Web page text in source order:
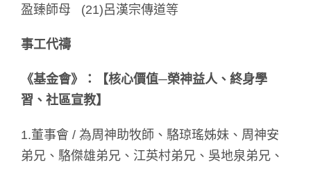
盈臻師母 (21)呂漢宗傳道等
事工代禱
《基金會》：【核心價值─榮神益人、終身學
習、社區宣教】
1.董事會 / 為周神助牧師、駱琼瑤姊妹、周神安
弟兄、駱傑雄弟兄、江英村弟兄、吳地泉弟兄、